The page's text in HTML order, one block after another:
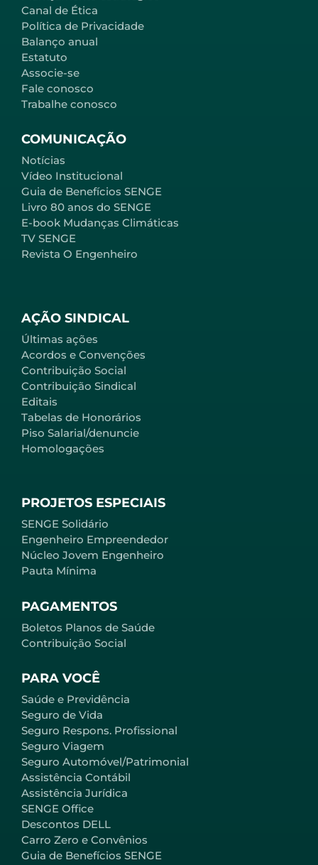
PARA VOCÊ
Saúde e Previdência
Seguro de Vida
Seguro Respons. Profissional
Seguro Viagem
Seguro Automóvel/Patrimonial
Assistência Contábil
Assistência Jurídica
SENGE Office
Descontos DELL
Carro Zero e Convênios
Guia de Benefícios SENGE
AÇÃO SINDICAL
Últimas ações
Acordos e Convenções
Contribuição Social
Contribuição Sindical
Editais
Tabelas de Honorários
Piso Salarial/denuncie
Homologações
PROJETOS ESPECIAIS
SENGE Solidário
Engenheiro Empreendedor
Núcleo Jovem Engenheiro
Pauta Mínima
PAGAMENTOS
Boletos Planos de Saúde
Contribuição Social
Canal de Ética
Política de Privacidade
Balanço anual
Estatuto
Associe-se
Fale conosco
Trabalhe conosco
COMUNICAÇÃO
Notícias
Vídeo Institucional
Guia de Benefícios SENGE
Livro 80 anos do SENGE
E-book Mudanças Climáticas
TV SENGE
Revista O Engenheiro